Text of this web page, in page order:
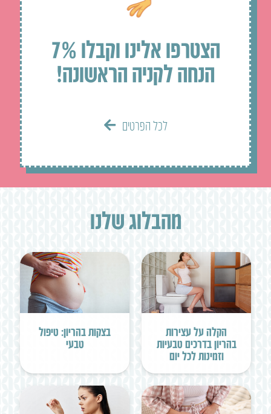
הצטרפו אלינו וקבלו 7%
הנחה לקניה הראשונה!
לכל הפרטים
מהבלוג שלנו
הקלה על עצירות
בהריון בדרכים טבעיות
וזמינות לכל יום
בצקות בהריון: טיפול
טבעי